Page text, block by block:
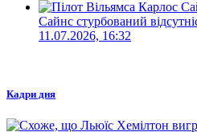
Сайнс стурбований
11.07.2026, 16:32
Кадри дня